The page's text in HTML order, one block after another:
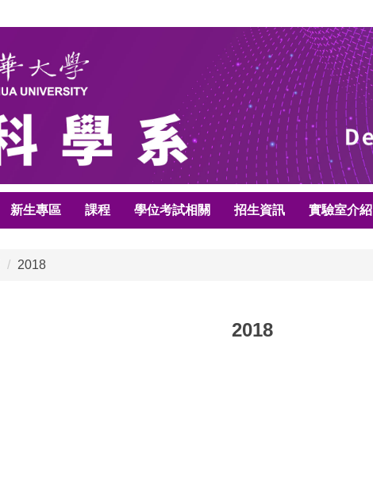
新生專區 課程 學位考試相關 招生資訊 實驗室介紹
2018
2018